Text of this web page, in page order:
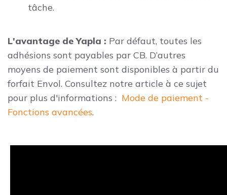
tâche.
L'avantage de Yapla : Par défaut, toutes les
adhésions sont payables par CB. D’autres
moyens de paiement sont disponibles à partir du
forfait Envol. Consultez notre article à ce sujet
pour plus d'informations : Mode de paiement -
Fonctions avancées.